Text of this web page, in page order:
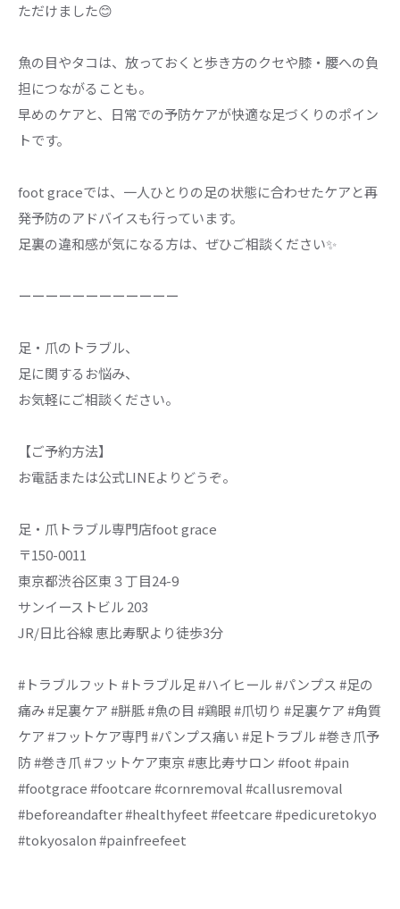
ただけました😊
魚の目やタコは、放っておくと歩き方のクセや膝・腰への負
担につながることも。
早めのケアと、日常での予防ケアが快適な足づくりのポイン
トです。
foot graceでは、一人ひとりの足の状態に合わせたケアと再
発予防のアドバイスも行っています。
足裏の違和感が気になる方は、ぜひご相談ください✨
ーーーーーーーーーーーー
足・爪のトラブル、
足に関するお悩み、
お気軽にご相談ください。
【ご予約方法】
お電話または公式LINEよりどうぞ。
足・爪トラブル専門店foot grace
〒150-0011
東京都渋谷区東３丁目24-9
サンイーストビル 203
JR/日比谷線 恵比寿駅より徒歩3分
#トラブルフット #トラブル足 #ハイヒール #パンプス #足の
痛み #足裏ケア #胼胝 #魚の目 #鶏眼 #爪切り #足裏ケア #角質
ケア #フットケア専門 #パンプス痛い #足トラブル #巻き爪予
防 #巻き爪 #フットケア東京 #恵比寿サロン #foot #pain
#footgrace #footcare #cornremoval #callusremoval
#beforeandafter #healthyfeet #feetcare #pedicuretokyo
#tokyosalon #painfreefeet